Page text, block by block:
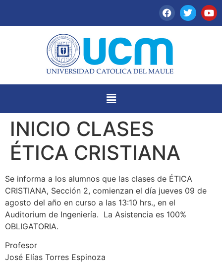
INICIO CLASES
ÉTICA CRISTIANA
Se informa a los alumnos que las clases de ÉTICA
CRISTIANA, Sección 2, comienzan el día jueves 09 de
agosto del año en curso a las 13:10 hrs., en el
Auditorium de Ingeniería. La Asistencia es 100%
OBLIGATORIA.
Profesor
José Elías Torres Espinoza